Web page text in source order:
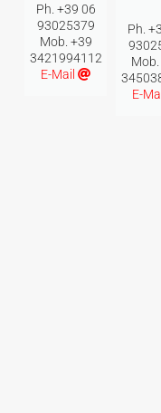
Ph. +39 06
93025379
Mob. +39
3421994112
E-Mail
Ph.
E-